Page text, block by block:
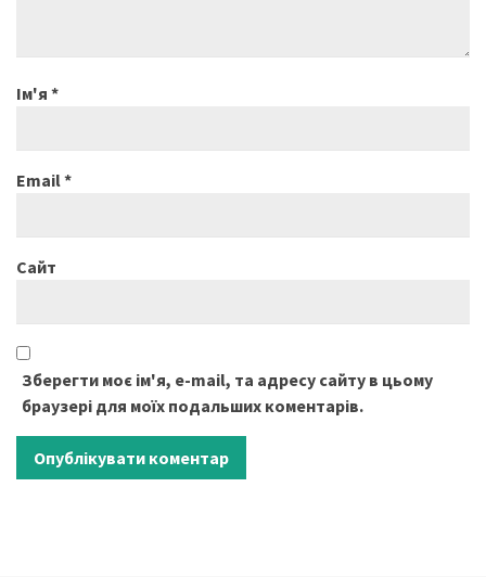
Ім'я *
Email*
Сайт
Зберегти моє ім'я, e-mail, та адресу сайту в цьому
браузері для моїх подальших коментарів.